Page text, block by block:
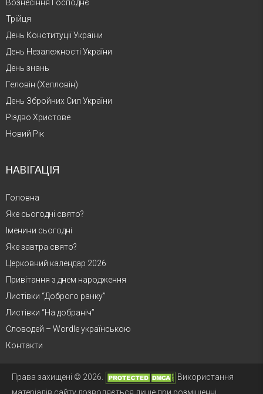
Вознесіння Господнє
Трійця
День Конституції України
День Незалежності України
День знань
Геловін (Хелловін)
День Збройних Сил України
Різдво Христове
Новий Рік
НАВІГАЦІЯ
Головна
Яке сьогодні свято?
Іменини сьогодні
Яке завтра свято?
Церковний календар 2026
Привітання з днем народження
Листівки “Доброго ранку”
Листівки “На добраніч”
Словодей – Wordle українською
Контакти
Права захищені © 2026.
Використання